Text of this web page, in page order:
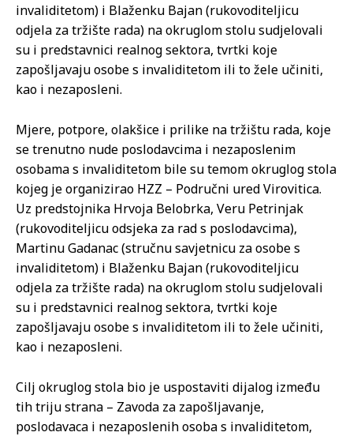
invaliditetom) i Blaženku Bajan (rukovoditeljicu
odjela za tržište rada) na okruglom stolu sudjelovali
su i predstavnici realnog sektora, tvrtki koje
zapošljavaju osobe s invaliditetom ili to žele učiniti,
kao i nezaposleni.
Mjere, potpore, olakšice i prilike na tržištu rada, koje
se trenutno nude poslodavcima i nezaposlenim
osobama s invaliditetom bile su temom okruglog stola
kojeg je organizirao HZZ – Područni ured Virovitica.
Uz predstojnika Hrvoja Belobrka, Veru Petrinjak
(rukovoditeljicu odsjeka za rad s poslodavcima),
Martinu Gadanac (stručnu savjetnicu za osobe s
invaliditetom) i Blaženku Bajan (rukovoditeljicu
odjela za tržište rada) na okruglom stolu sudjelovali
su i predstavnici realnog sektora, tvrtki koje
zapošljavaju osobe s invaliditetom ili to žele učiniti,
kao i nezaposleni.
Cilj okruglog stola bio je uspostaviti dijalog između
tih triju strana – Zavoda za zapošljavanje,
poslodavaca i nezaposlenih osoba s invaliditetom,